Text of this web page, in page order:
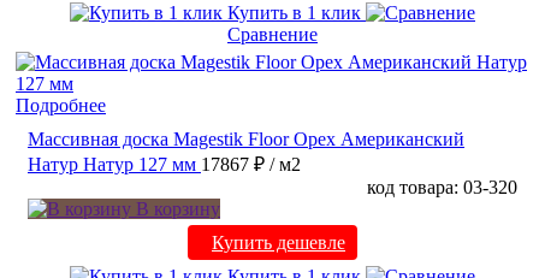
Купить в 1 клик
Сравнение
Подробнее
Массивная доска Magestik Floor Орех Американский
Натур Натур 127 мм 17867 ₽ / м2
код товара: 03-320
В корзину
Купить дешевле